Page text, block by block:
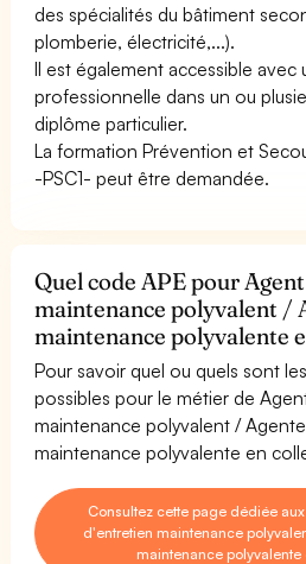
des spécialités du bâtiment
plomberie, électricité,...).
Il est également accessible avec
professionnelle dans un ou
diplôme particulier.
La formation Prévention et
-PSC1- peut être demandée.
Quel code APE pour
maintenance polyvalent /
maintenance polyvalente
Pour savoir quel ou quels sont
possibles pour le métier de
maintenance polyvalent /
maintenance polyvalente en
Consultez cette page dédiée
d'entretien maintenance
maintenance